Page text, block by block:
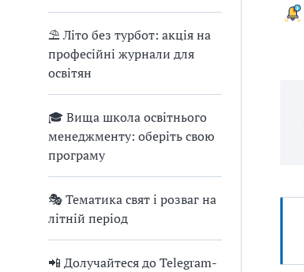
⛱ Літо без турбот: акція на
професійні журнали для
освітян
🎓 Вища школа освітнього
менеджменту: оберіть свою
програму
🎭 Тематика свят і розваг на
літній період
📲 Долучайтеся до Telegram-